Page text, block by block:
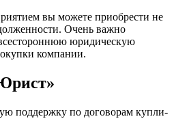
вы можете приобрести не
Очень важно
юридическую
компании.
поддержку по договорам купли-